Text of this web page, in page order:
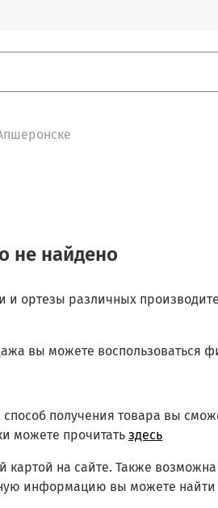
не найдено
и ортезы различных
вы можете воспользоваться
получения товара вы
можете прочитатьздесь
картой на сайте. Также
информацию вы можете